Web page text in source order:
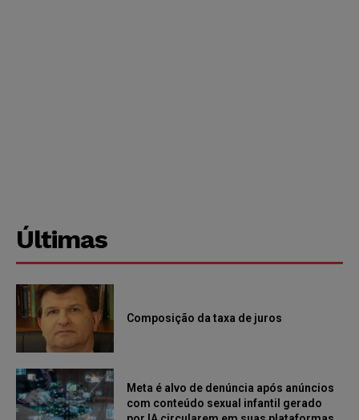
Últimas
Composição da taxa de juros
Meta é alvo de denúncia após anúncios
com conteúdo sexual infantil gerado